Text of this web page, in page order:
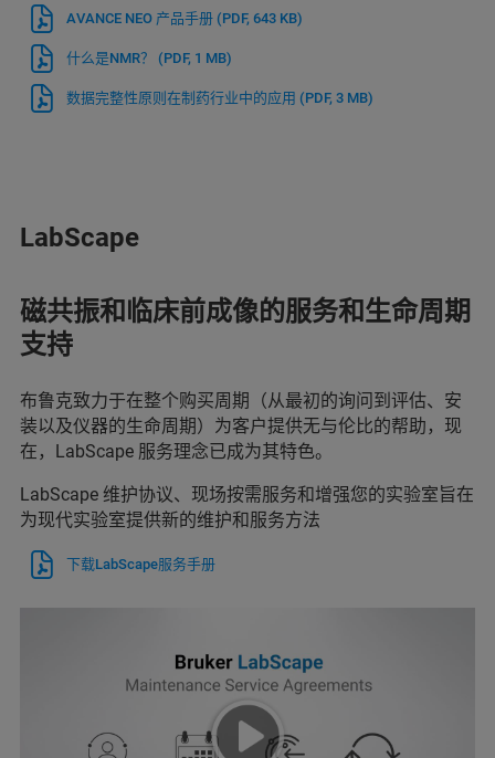
AVANCE NEO 产品手册 (PDF, 643 KB)
什么是NMR？ (PDF, 1 MB)
数据完整性原则在制药行业中的应用 (PDF, 3 MB)
LabScape
磁共振和临床前成像的服务和生命周期
支持
布鲁克致力于在整个购买周期（从最初的询问到评估、安
装以及仪器的生命周期）为客户提供无与伦比的帮助，现
在，LabScape 服务理念已成为其特色。
LabScape 维护协议、现场按需服务和增强您的实验室旨在
为现代实验室提供新的维护和服务方法
下载LabScape服务手册